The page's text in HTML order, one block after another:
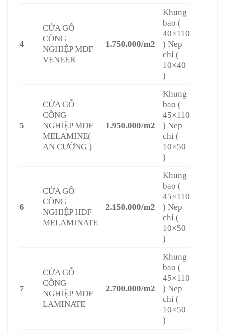
4
CỬA GỖ
CÔNG
NGHIỆP MDF
VENEER
1.750.000/m2
Khung
bao (
40×110
) Nep
chỉ (
10×40
)
5
CỬA GỖ
CÔNG
NGHIỆP MDF
MELAMINE(
AN CƯỜNG )
1.950.000/m2
Khung
bao (
45×110
) Nep
chỉ (
10×50
)
6
CỬA GỖ
CÔNG
NGHIỆP HDF
MELAMINATE
2.150.000/m2
Khung
bao (
45×110
) Nep
chỉ (
10×50
)
7
CỬA GỖ
CÔNG
NGHIỆP MDF
LAMINATE
2.700.000/m2
Khung
bao (
45×110
) Nep
chỉ (
10×50
)